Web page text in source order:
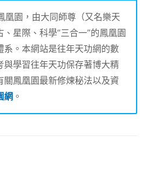
凰園，由大同師尊（又名樂天
星際、科學“三合一”的鳳凰園
系。本網站是往年天功網的數
與學習往年天功保存著博大精
鳳凰園最新修煉秘法以及資
網 。